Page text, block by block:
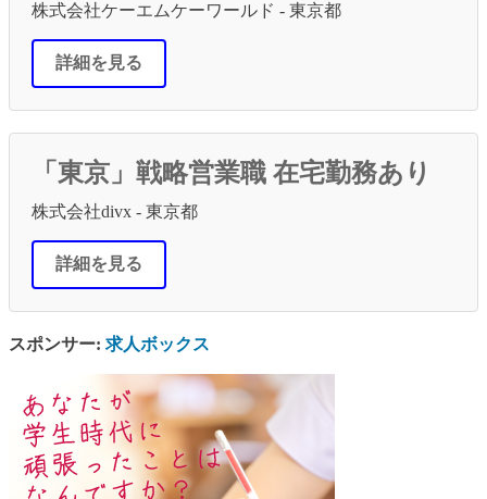
株式会社ケーエムケーワールド - 東京都
詳細を見る
「東京」戦略営業職 在宅勤務あり
株式会社divx - 東京都
詳細を見る
スポンサー: 求人ボックス